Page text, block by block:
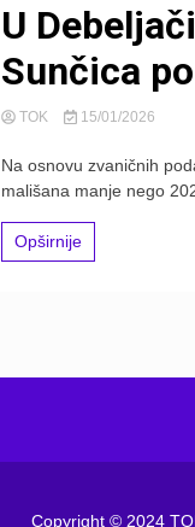
U
Sunčica
TOK 15/01/2026
Na osnovu zvaničnih
mališana manje nego
Opširnije
Copyright © 2024